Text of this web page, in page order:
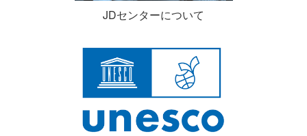
JDセンターについて